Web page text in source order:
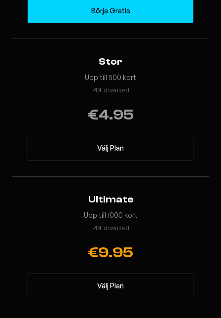
Börja Gratis
Stor
Upp till 500 kort
PDF download
€4.95
Välj Plan
Ultimate
Upp till 1000 kort
PDF download
€9.95
Välj Plan